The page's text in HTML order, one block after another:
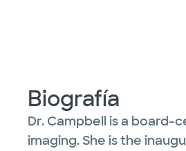
Biografía
Dr. Campbell is a
imaging. She is the